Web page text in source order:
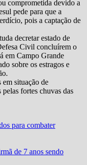
comprometida devido a
pede para que a
pois a captação de
decretar estado de
Civil concluírem o
em Campo Grande
sobre os estragos e
situação de
pelas fortes chuvas das
para combater
de 7 anos sendo